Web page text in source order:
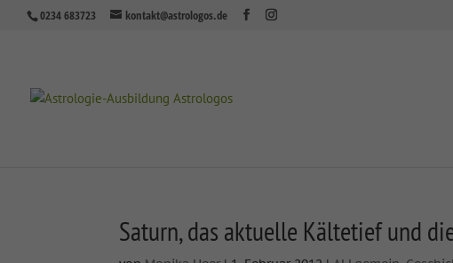
0234 683723 kontakt@astrologos.de
Saturn, das aktuelle Kältetief und